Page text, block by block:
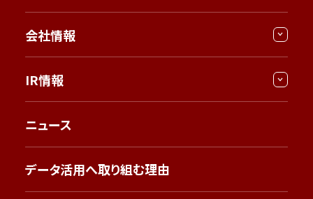
会社情報
IR情報
ニュース
データ活用へ取り組む理由